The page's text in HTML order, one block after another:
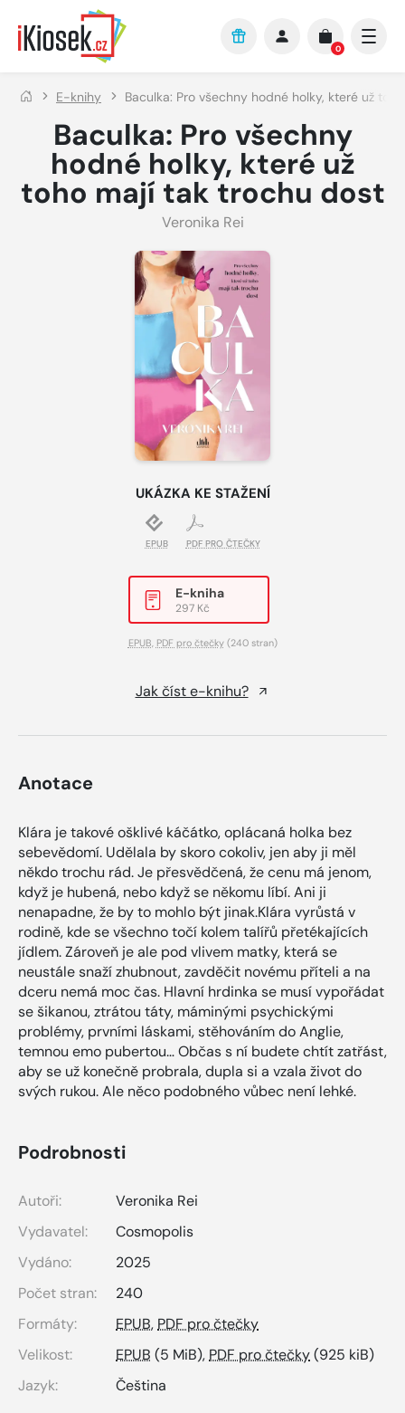
Přejít na hlavní obsah
0
E-knihy Baculka: Pro všechny hodné holky, které už
Baculka: Pro všechny
hodné holky, které už
toho mají tak trochu dost
Veronika Rei
UKÁZKA KE STAŽENÍ
EPUB PDF PRO ČTEČKY
E-kniha
297 Kč
EPUB, PDF pro čtečky(240 stran)
Jak číst e-knihu?
Anotace
Klára je takové ošklivé káčátko, oplácaná holka bez
sebevědomí. Udělala by skoro cokoliv, jen aby ji měl
někdo trochu rád. Je přesvědčená, že cenu má jenom,
když je hubená, nebo když se někomu líbí. Ani ji
nenapadne, že by to mohlo být jinak.Klára vyrůstá v
rodině, kde se všechno točí kolem talířů přetékajících
jídlem. Zároveň je ale pod vlivem matky, která se
neustále snaží zhubnout, zavděčit novému příteli a na
dceru nemá moc čas. Hlavní hrdinka se musí vypořádat
se šikanou, ztrátou táty, máminými psychickými
problémy, prvními láskami, stěhováním do Anglie,
temnou emo pubertou… Občas s ní budete chtít zatřást,
aby se už konečně probrala, dupla si a vzala život do
svých rukou. Ale něco podobného vůbec není lehké.
Podrobnosti
Autoři:
Veronika Rei
Vydavatel:
Cosmopolis
Vydáno:
2025
Počet stran:
240
Formáty:
EPUB,PDF pro čtečky
Velikost:
EPUB (5 MiB),PDF pro čtečky(925 kiB)
Jazyk:
Čeština